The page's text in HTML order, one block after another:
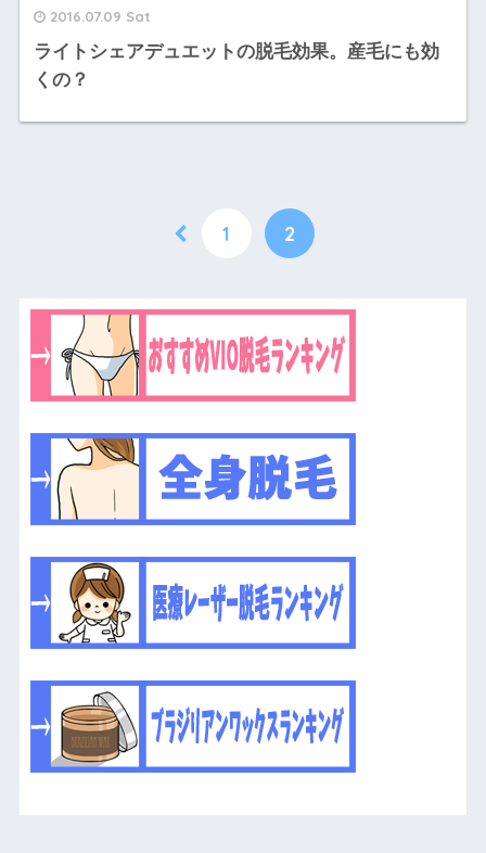
2016.07.09 Sat
ライトシェアデュエットの脱毛効果。産毛にも効
くの？
1 2